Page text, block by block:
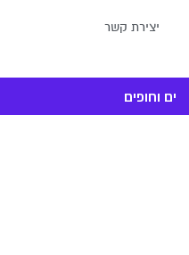
יצירת קשר
ים וחופים